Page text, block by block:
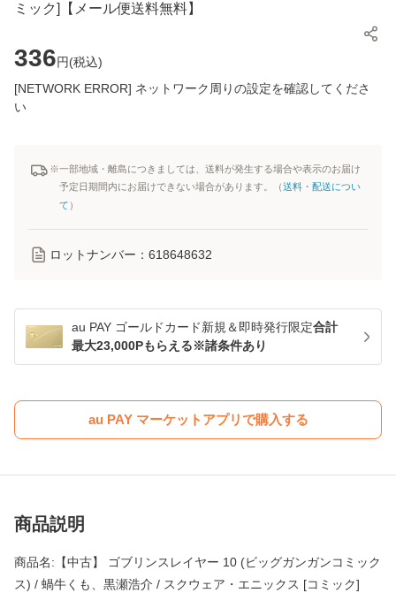
ミック]【メール便送料無料】
336円(税込)
[NETWORK ERROR] ネットワーク周りの設定を確認してくださ
い
※一部地域・離島につきましては、送料が発生する場合や表示のお届け
予定日期間内にお届けできない場合があります。（送料・配送につい
て ）
ロットナンバー： 618648632
au PAY ゴールドカード新規＆即時発行限定合計
最大23,000Pもらえる※諸条件あり
au PAY マーケットアプリで購入する
商品説明
商品名:【中古】 ゴブリンスレイヤー 10 (ビッグガンガンコミック
ス) / 蝸牛くも、黒瀬浩介 / スクウェア・エニックス [コミック]